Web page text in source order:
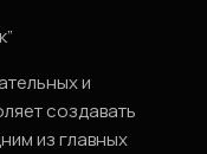
и
создавать
из главных